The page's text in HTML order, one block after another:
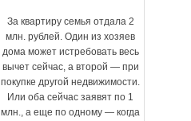
За квартиру семья отдала 2
млн. рублей. Один из хозяев
дома может истребовать весь
вычет сейчас, а второй — при
покупке другой недвижимости.
Или оба сейчас заявят по 1
млн., а еще по одному — когда